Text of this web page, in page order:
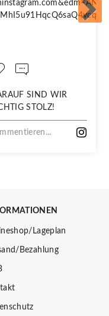
SIND WIR
STOLZ!
Lageplan
Bezahlung